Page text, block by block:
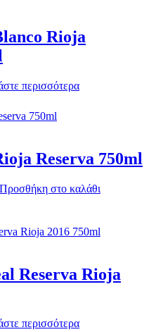
Rioja
περισσότερα
Reserva 750ml
Προσθήκη στο καλάθι
Reserva Rioja
περισσότερα